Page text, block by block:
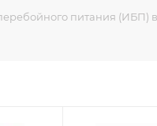
питания (ИБП)